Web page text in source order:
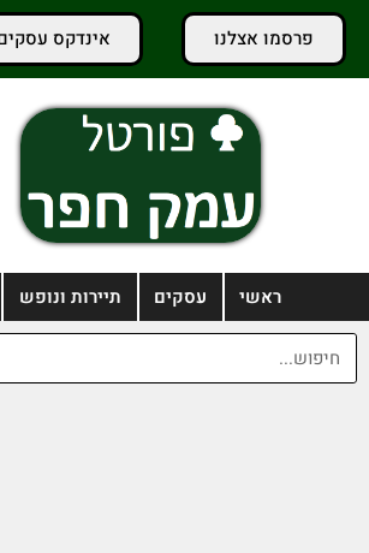
פרסמו אצלנו אינדקס
ראשי עסקים תיירות ונופש